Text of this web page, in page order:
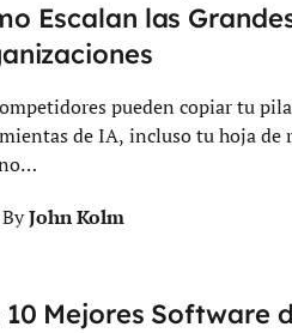
Escalan las
pueden copiar tu
de IA, incluso tu hoja de
ByJohn Kolm
10 Mejores Software